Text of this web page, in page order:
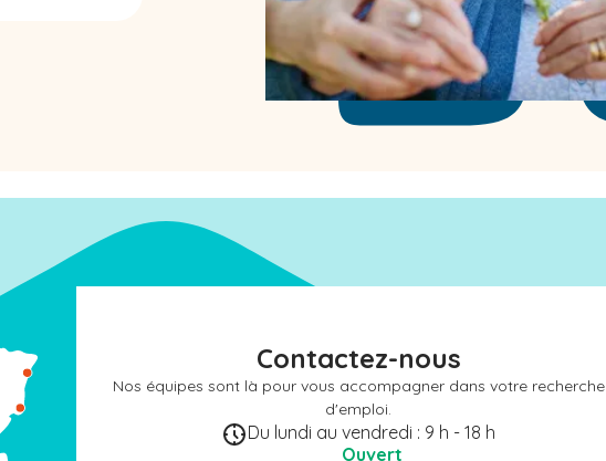
Contactez-nous
Nos équipes sont là pour vous accompagner dans votre recherche
d'emploi.
Du lundi au vendredi : 9 h - 18 h
Ouvert